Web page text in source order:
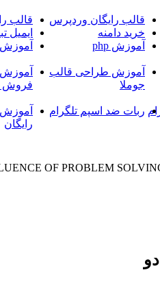
قالب رایگان وردپرس قالب
خرید دامنه ایمیل
آموزش php آموزش rsform جوملا
آموزش طراحی قالب
جوملا
فروش
ربات ضد اسپم تلگرام
رایگان
OF PROBLEM